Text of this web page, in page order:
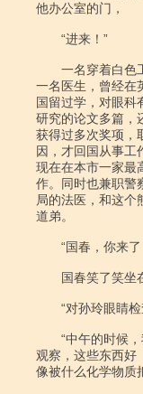
他办公室的门，
“进来！”
一名穿着白色工
一名医生，曾经在
国留过学，对眼科
研究的论文多篇，
获得过多次奖项，
因，才回国从事工
现在在本市一家最
作。同时也兼职警
局的法医，和这个
道弟。
“国春，你来了
国春笑了笑坐在
“对孙玲眼睛检
“中午的时候，
观察，这些东西好
像被什么化学物质